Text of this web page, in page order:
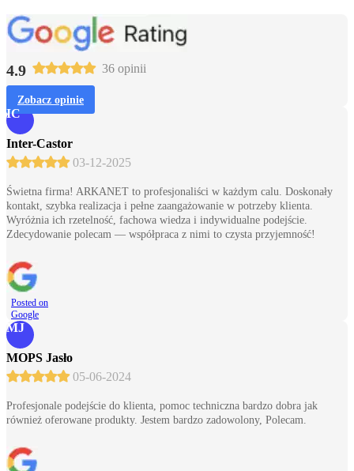
4.9 36 opinii
Zobacz opinie
IC
Inter-Castor
03-12-2025
Świetna firma! ARKANET to profesjonaliści w każdym calu. Doskonały
kontakt, szybka realizacja i pełne zaangażowanie w potrzeby klienta.
Wyróżnia ich rzetelność, fachowa wiedza i indywidualne podejście.
Zdecydowanie polecam — współpraca z nimi to czysta przyjemność!
Posted on
Google
MJ
MOPS Jasło
05-06-2024
Profesjonale podejście do klienta, pomoc techniczna bardzo dobra jak
również oferowane produkty. Jestem bardzo zadowolony, Polecam.